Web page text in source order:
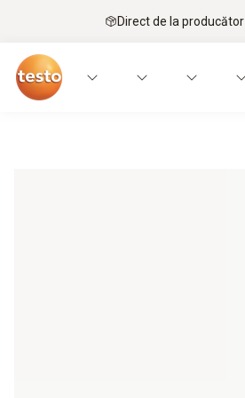
Direct de la producător